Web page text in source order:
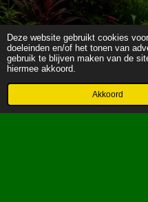
Deze website gebruikt cookies
doeleinden en/of het tonen van
gebruik te blijven maken van de
hiermee akkoord.
Akkoord
Telefoonnummer